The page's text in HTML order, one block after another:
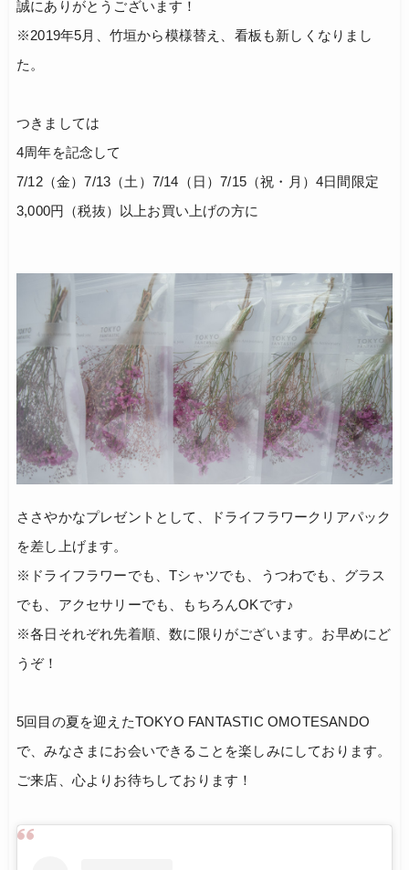
誠にありがとうございます！
※2019年5月、竹垣から模様替え、看板も新しくなりまし
た。
つきましては
4周年を記念して
7/12（金）7/13（土）7/14（日）7/15（祝・月）4日間限定
3,000円（税抜）以上お買い上げの方に
ささやかなプレゼントとして、ドライフラワークリアパック
を差し上げます。
※ドライフラワーでも、Tシャツでも、うつわでも、グラス
でも、アクセサリーでも、もちろんOKです♪
※各日それぞれ先着順、数に限りがございます。お早めにど
うぞ！
5回目の夏を迎えたTOKYO FANTASTIC OMOTESANDO
で、みなさまにお会いできることを楽しみにしております。
ご来店、心よりお待ちしております！